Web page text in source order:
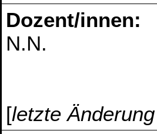
Dozent/innen:
N.N.
[letzte